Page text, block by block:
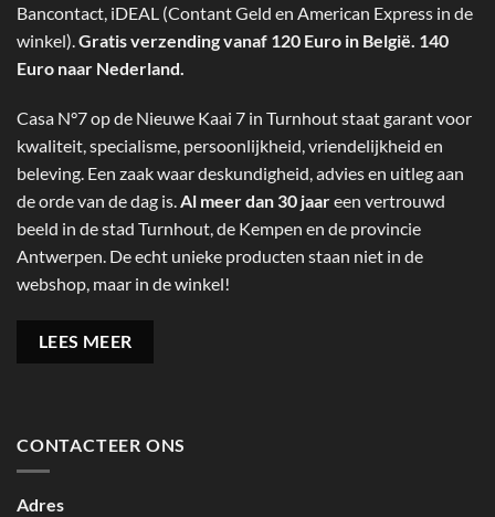
Bancontact, iDEAL (Contant Geld en American Express in de
winkel). Gratis verzending vanaf 120 Euro in België. 140
Euro naar Nederland.
Casa N°7 op de Nieuwe Kaai 7 in Turnhout staat garant voor
kwaliteit, specialisme, persoonlijkheid, vriendelijkheid en
beleving. Een zaak waar deskundigheid, advies en uitleg aan
de orde van de dag is.Al meer dan 30 jaareen vertrouwd
beeld in de stad Turnhout, de Kempen en de provincie
Antwerpen. De echt unieke producten staan niet in de
webshop, maar in de winkel!
LEES MEER
CONTACTEER ONS
Adres